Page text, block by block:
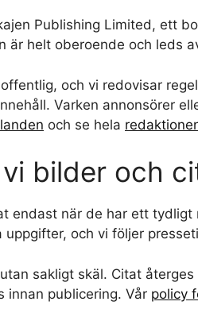
Publishing Limited, ett
är helt oberoende och leds
och vi redovisar
Varken annonsörer
och se hela
bilder och
endast när de har ett
uppgifter, och vi följer
sakligt skäl. Citat
innan publicering. Vår policy